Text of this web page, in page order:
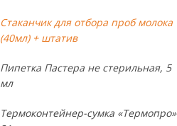
Стаканчик для отбора проб молока
(40мл) + штатив
Пипетка Пастера не стерильная, 5
мл
Термоконтейнер-сумка «Термопро»